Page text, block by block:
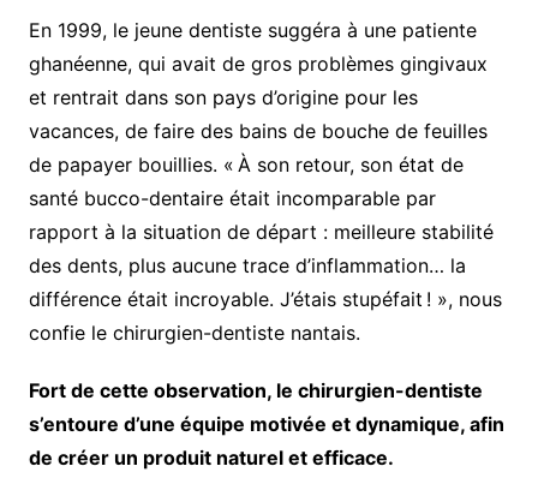
En 1999, le jeune dentiste suggéra à une patiente
ghanéenne, qui avait de gros problèmes gingivaux
et rentrait dans son pays d’origine pour les
vacances, de faire des bains de bouche de feuilles
de papayer bouillies. « À son retour, son état de
santé bucco-dentaire était incomparable par
rapport à la situation de départ : meilleure stabilité
des dents, plus aucune trace d’inflammation… la
différence était incroyable. J’étais stupéfait ! », nous
confie le chirurgien-dentiste nantais.
Fort de cette observation, le chirurgien-dentiste
s’entoure d’une équipe motivée et dynamique, afin
de créer un produit naturel et efficace.